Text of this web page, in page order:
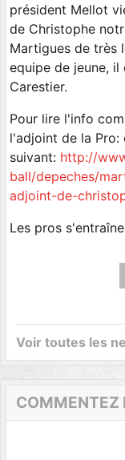
président Mellot
de Christophe
Martigues de très
equipe de jeune,
Carestier.
Pour lire l'info
l'adjoint de la Pro:
suivant: http://
ball/depeches/
adjoint-de-
Les pros
Voir toutes les
COMMENTEZ